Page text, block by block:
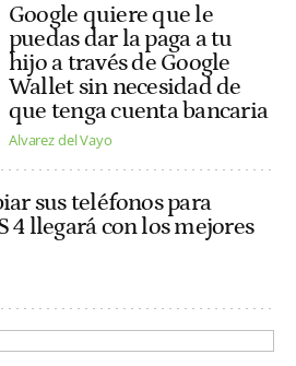
Google quiere que le
puedas dar la paga a tu
hijo a través de Google
Wallet sin necesidad de
que tenga cuenta bancaria
Alvarez del Vayo
sus teléfonos para
4 llegará con los mejores